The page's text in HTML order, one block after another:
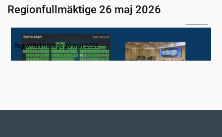
Regionfullmäktige 26 maj 2026
1. Inledning
Regionfullmäktige 26 maj 2026